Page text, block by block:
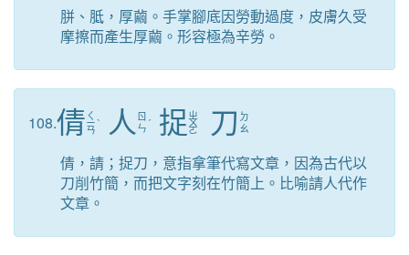
胼、胝，厚繭。手掌腳底因勞動過度，皮膚久受
摩擦而產生厚繭。形容極為辛勞。
108.倩 ㄑ
ㄧ
ㄢ
ˋ 人 ㄖ
ㄣ ˊ 捉 ㄓ
ㄨ
ㄛ 刀 ㄉ
ㄠ
倩，請；捉刀，意指拿筆代寫文章，因為古代以
刀削竹簡，而把文字刻在竹簡上。比喻請人代作
文章。